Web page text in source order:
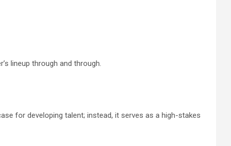
lineup through and through.
for developing talent; instead, it serves as a high-stakes